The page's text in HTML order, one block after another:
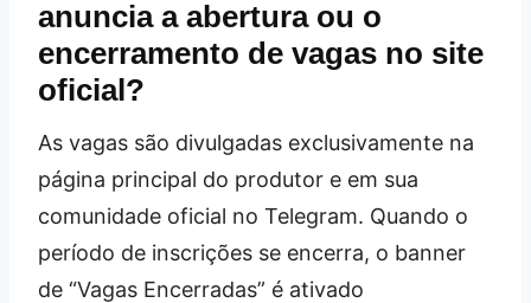
anuncia a abertura ou o
encerramento de vagas no site
oficial?
As vagas são divulgadas exclusivamente na
página principal do produtor e em sua
comunidade oficial no Telegram. Quando o
período de inscrições se encerra, o banner
de “Vagas Encerradas” é ativado